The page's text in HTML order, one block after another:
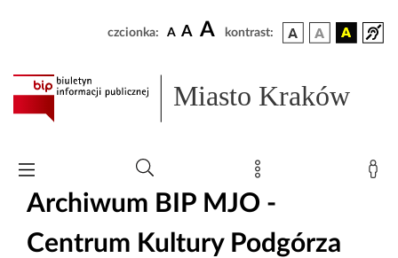
czcionka: A A A kontrast:
Miasto Kraków
Archiwum BIP MJO -
Centrum Kultury Podgórza